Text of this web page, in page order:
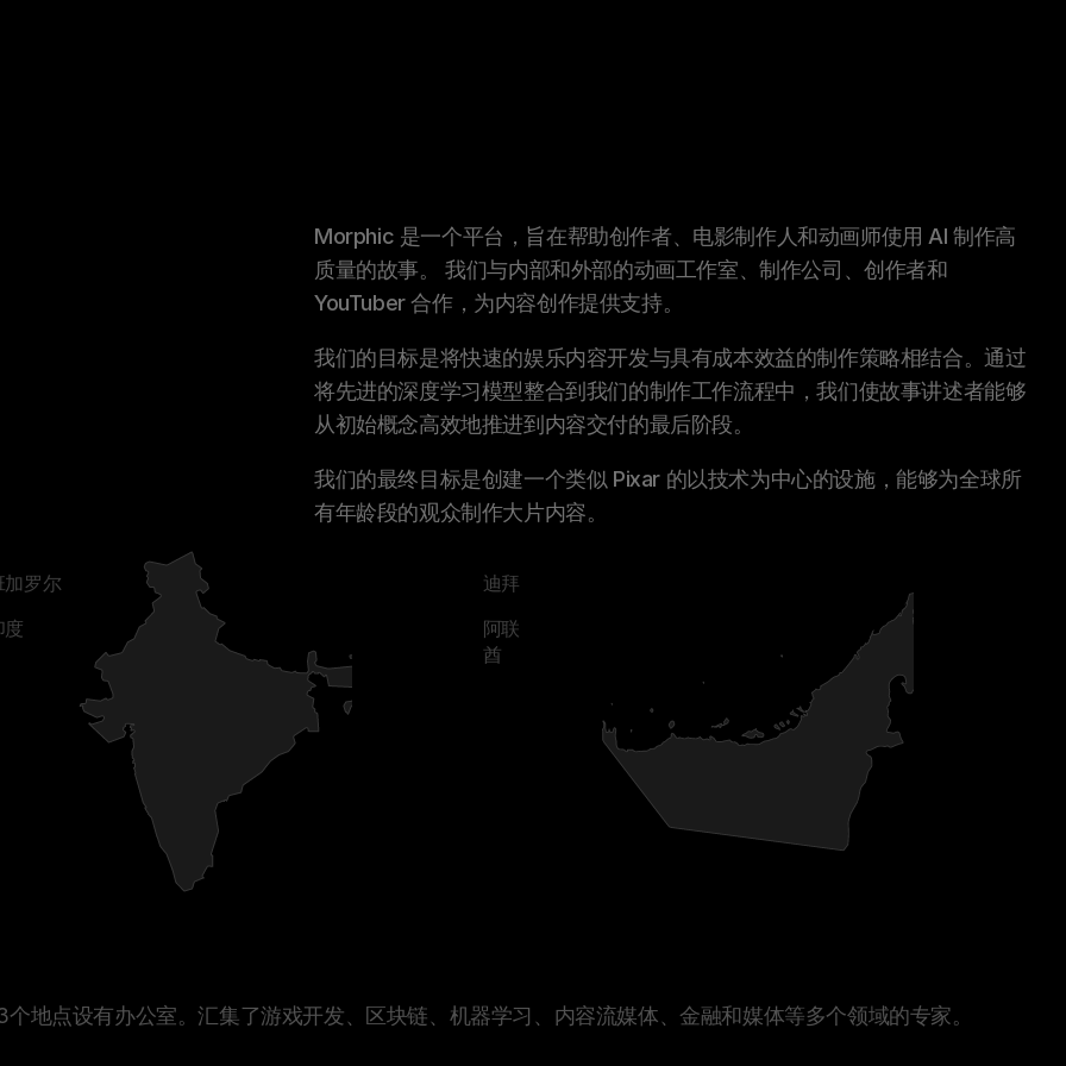
Morphic 是一个平台，旨在帮助创作者、电影制作人和动画师使用 AI 制作高
质量的故事。
我们与内部和外部的动画工作室、制作公司、创作者和
YouTuber 合作，为内容创作提供支持。
我们的目标是将快速的娱乐内容开发与具有成本效益的制作策略相结合。通过
将先进的深度学习模型整合到我们的制作工作流程中，我们使故事讲述者能够
从初始概念高效地推进到内容交付的最后阶段。
我们的最终目标是创建一个类似 Pixar 的以技术为中心的设施，能够为全球所
有年龄段的观众制作大片内容。
加罗尔
度
迪拜
阿联
地点设有办公室。汇集了游戏开发、区块链、机器学习、内容流媒体、金融和媒体等多个领域的专家。